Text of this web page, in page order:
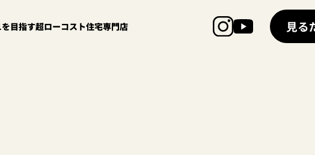
目指す超ローコスト住宅専門店 見る